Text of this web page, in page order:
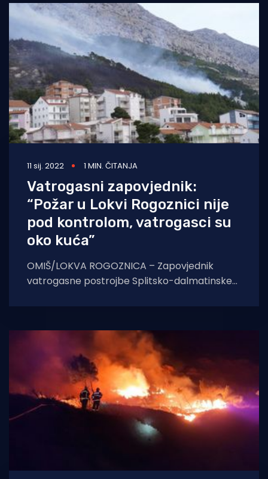
11 sij. 2022 1 MIN. ČITANJA
Vatrogasni zapovjednik:
“Požar u Lokvi Rogoznici nije
pod kontrolom, vatrogasci su
oko kuća”
OMIŠ/LOKVA ROGOZNICA – Zapovjednik
vatrogasne postrojbe Splitsko-dalmatinske
dalje aktivan